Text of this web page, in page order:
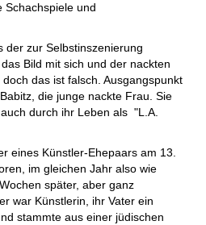
Schachspiele und
der zur Selbstinszenierung
Bild mit sich und der nackten
das ist falsch. Ausgangspunkt
die junge nackte Frau. Sie
durch ihr Leben als "L.A.
eines Künstler-Ehepaars am 13.
im gleichen Jahr also wie
später, aber ganz
war Künstlerin, ihr Vater ein
stammte aus einer jüdischen